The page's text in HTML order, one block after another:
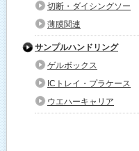
切断・ダイシングソー
薄膜関連
サンプルハンドリング
ゲルボックス
ICトレイ・プラケース
ウエハーキャリア